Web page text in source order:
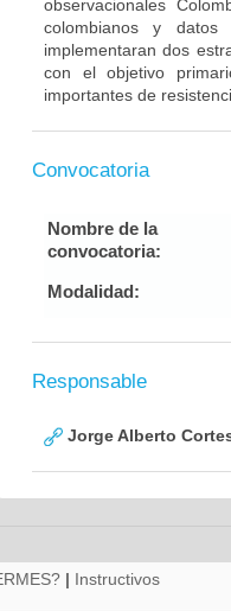
observacionales
colombianos y
implementaran dos
con el objetivo
importantes de
Convocatoria
Nombre de la
convocatoria:
Modalidad:
Responsable
Jorge Alberto
| Instructivos